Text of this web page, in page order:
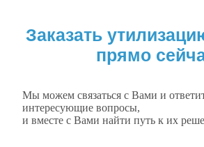
Заказать
прямо
Мы можем связаться с Вами и
интересующие вопросы,
и вместе с Вами найти путь к их